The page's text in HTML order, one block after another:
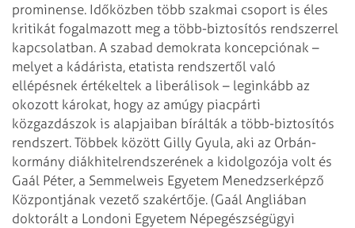
prominense. Időközben több szakmai csoport is éles
kritikát fogalmazott meg a több-biztosítós rendszerrel
kapcsolatban. A szabad demokrata koncepciónak –
melyet a kádárista, etatista rendszertől való
ellépésnek értékeltek a liberálisok – leginkább az
okozott károkat, hogy az amúgy piacpárti
közgazdászok is alapjaiban bírálták a több-biztosítós
rendszert. Többek között Gilly Gyula, aki az Orbán-
kormány diákhitelrendszerének a kidolgozója volt és
Gaál Péter, a Semmelweis Egyetem Menedzserképző
Központjának vezető szakértője. (Gaál Angliában
doktorált a Londoni Egyetem Népegészségügyi